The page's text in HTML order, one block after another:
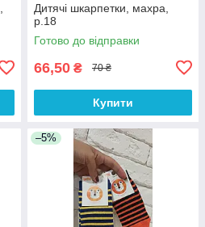
Дитячі шкарпетки, махра,
р.18
Готово до відправки
66,50 ₴ 70 ₴
Купити
–5%